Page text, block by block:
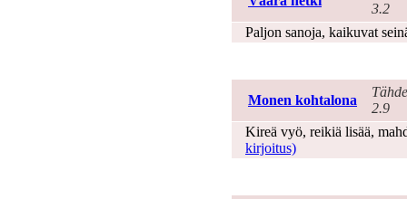
3.2
Paljon sanoja, kaikuvat
Monen kohtalona
2.9
Kireä vyö, reikiä lisää,
kirjoitus)